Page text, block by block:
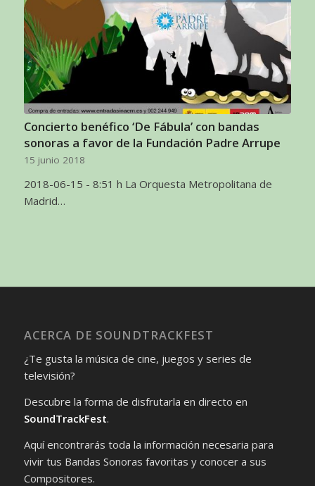
Concierto benéfico ‘De Fábula’ con bandas
sonoras a favor de la Fundación Padre Arrupe
15 junio 2018
2018-06-15 - 8:51 h La Orquesta Metropolitana de
Madrid…
ACERCA DE SOUNDTRACKFEST
¿Te gusta la música de cine, juegos y series de
televisión?
Descubre la forma de disfrutarla en directo en
SoundTrackFest.
Aquí encontrarás toda la información necesaria para
vivir tus Bandas Sonoras favoritas y conocer a sus
Compositores.